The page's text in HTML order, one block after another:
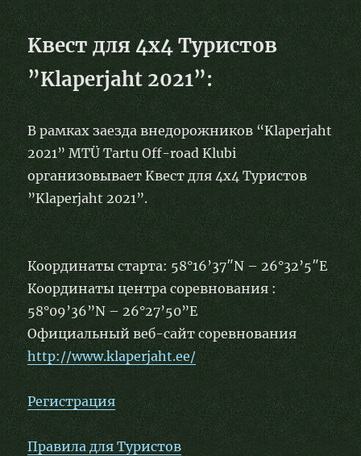
Kвест для 4х4 Туристов
”Klaperjaht 2021”:
В рамках заезда внедорожников “Klaperjaht
2021” MTÜ Tartu Off-road Klubi
организовывает Kвест для 4х4 Туристов
”Klaperjaht 2021”.
Координаты cтартa: 58°16’37″N – 26°32’5″E
Координаты центрa соревнования :
58°09’36”N – 26°27’50”E
Официальный веб-сайт соревнования
http://www.klaperjaht.ee/
Регистрация
Правила для Туристов